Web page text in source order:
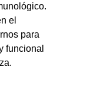
el
para
funcional